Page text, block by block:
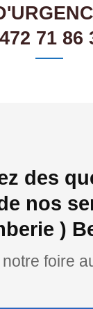
71 86
des
nos
)
foire